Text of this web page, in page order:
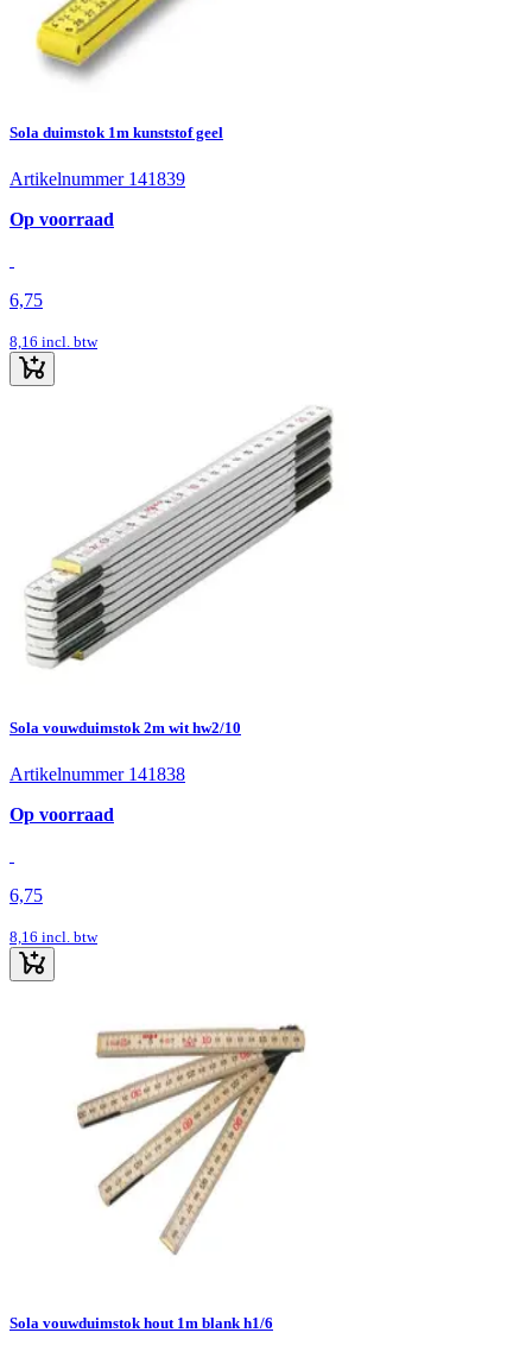
Sola duimstok 1m kunststof geel
Artikelnummer 141839
Op voorraad
6,75
8,16 incl. btw
Sola vouwduimstok 2m wit hw2/10
Artikelnummer 141838
Op voorraad
6,75
8,16 incl. btw
Sola vouwduimstok hout 1m blank h1/6